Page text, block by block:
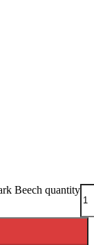
Beech quantity